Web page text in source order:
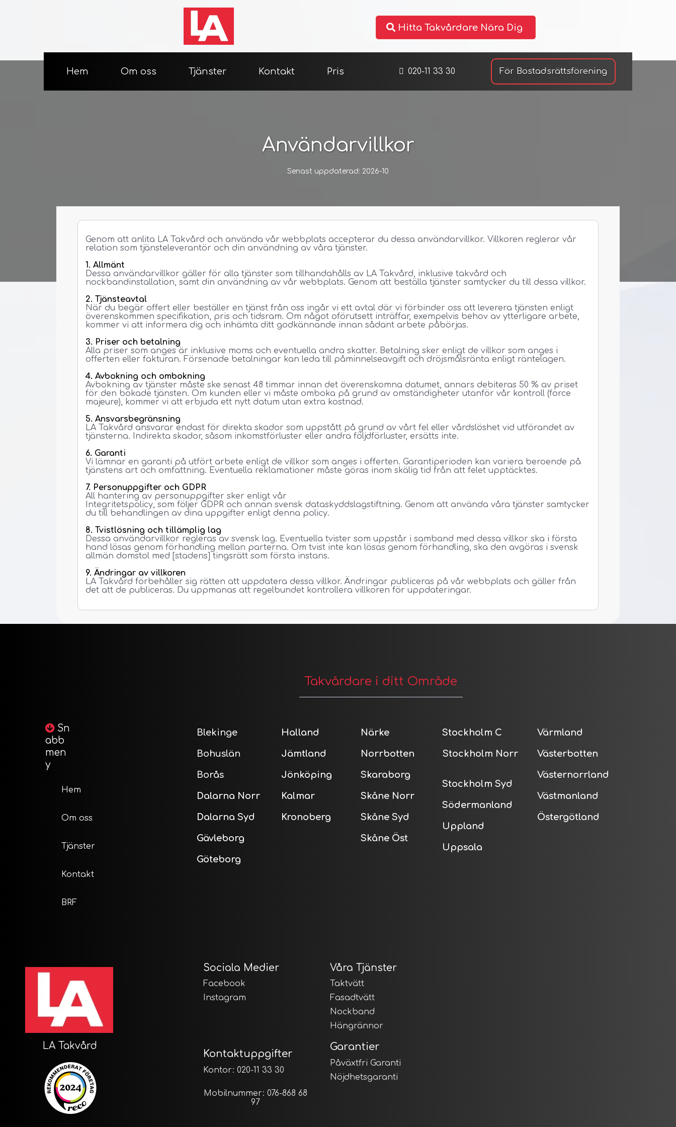
Hitta Takvårdare Nära Dig
Hem Om oss Tjänster Kontakt Pris 020-11 33 30 För Bostadsrättsförening
Användarvillkor
Senast uppdaterad: 2026-10
Genom att anlita LA Takvård och använda vår webbplats accepterar du dessa användarvillkor. Villkoren reglerar vår
relation som tjänsteleverantör och din användning av våra tjänster.
1. Allmänt
Dessa användarvillkor gäller för alla tjänster som tillhandahålls av LA Takvård, inklusive takvård och
nockbandinstallation, samt din användning av vår webbplats. Genom att beställa tjänster samtycker du till dessa villkor.
2. Tjänsteavtal
När du begär offert eller beställer en tjänst från oss ingår vi ett avtal där vi förbinder oss att leverera tjänsten enligt
överenskommen specifikation, pris och tidsram. Om något oförutsett inträffar, exempelvis behov av ytterligare arbete,
kommer vi att informera dig och inhämta ditt godkännande innan sådant arbete påbörjas.
3. Priser och betalning
Alla priser som anges är inklusive moms och eventuella andra skatter. Betalning sker enligt de villkor som anges i
offerten eller fakturan. Försenade betalningar kan leda till påminnelseavgift och dröjsmålsränta enligt räntelagen.
4. Avbokning och ombokning
Avbokning av tjänster måste ske senast 48 timmar innan det överenskomna datumet, annars debiteras 50 % av priset
för den bokade tjänsten. Om kunden eller vi måste omboka på grund av omständigheter utanför vår kontroll (force
majeure), kommer vi att erbjuda ett nytt datum utan extra kostnad.
5. Ansvarsbegränsning
LA Takvård ansvarar endast för direkta skador som uppstått på grund av vårt fel eller vårdslöshet vid utförandet av
tjänsterna. Indirekta skador, såsom inkomstförluster eller andra följdförluster, ersätts inte.
6. Garanti
Vi lämnar en garanti på utfört arbete enligt de villkor som anges i offerten. Garantiperioden kan variera beroende på
tjänstens art och omfattning. Eventuella reklamationer måste göras inom skälig tid från att felet upptäcktes.
7. Personuppgifter och GDPR
All hantering av personuppgifter sker enligt vår
Integritetspolicy, som följer GDPR och annan svensk dataskyddslagstiftning. Genom att använda våra tjänster samtycker
du till behandlingen av dina uppgifter enligt denna policy.
8. Tvistlösning och tillämplig lag
Dessa användarvillkor regleras av svensk lag. Eventuella tvister som uppstår i samband med dessa villkor ska i första
hand lösas genom förhandling mellan parterna. Om tvist inte kan lösas genom förhandling, ska den avgöras i svensk
allmän domstol med [stadens] tingsrätt som första instans.
9. Ändringar av villkoren
LA Takvård förbehåller sig rätten att uppdatera dessa villkor. Ändringar publiceras på vår webbplats och gäller från
det att de publiceras. Du uppmanas att regelbundet kontrollera villkoren för uppdateringar.
Takvårdare i ditt Område
Sn
abb
men
y
Hem
Om oss
Tjänster
Kontakt
BRF
Blekinge
Bohuslän
Borås
Dalarna Norr
Dalarna Syd
Gävleborg
Göteborg
Halland
Jämtland
Jönköping
Kalmar
Kronoberg
Närke
Norrbotten
Skaraborg
Skåne Norr
Skåne Syd
Skåne Öst
Stockholm C
Stockholm Norr
Stockholm Syd
Södermanland
Uppland
Uppsala
Värmland
Västerbotten
Västernorrland
Västmanland
Östergötland
LA Takvård
Sociala Medier
Facebook
Instagram
Kontaktuppgifter
Kontor: 020-11 33 30
Mobilnummer: 076-868 68
97
Våra Tjänster
Taktvätt
Fasadtvätt
Nockband
Hängrännor
Garantier
Påväxtfri Garanti
Nöjdhetsgaranti